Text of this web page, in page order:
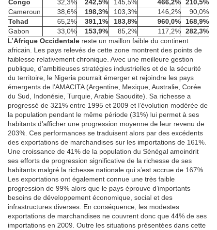
Congo 32,3% 242,5% 145,5% 466,2%
210,5%
Cameroun
38,6% 198,3% 103,3% 146,2%
90,0%
Tchad
65,2% 391,1% 183,8% 960,0%
168,9%
Gabon
33,0% 153,9% 85,2% 117,2%
282,3%
L’Afrique Occidentale reste un maillon faible du continent
africain. Les pays relevés de cette zone montrent des points de
faiblesse relativement chronique. Avec une meilleure gestion
publique, d'ambitieuses stratégies industrielles et de la sécurité
du territoire, le Nigeria pourrait émerger et rejoindre les pays
émergents de l’AMACITA (Argentine, Mexique, Australie, Corée
du Sud, Indonésie, Turquie, Arabie Saoudite). Sa richesse a
progressé de 321% entre 1995 et 2009 et l’évolution modérée de
la population pendant le même période (31%) lui permet à ses
habitants d’afficher une progression moyenne de leur revenu de
203%. Ces performances se traduisent alors par des excédents
des exportations de marchandises sur les importations de 161%.
Une croissance de 41% de la population du Sénégal amoindrit
ses efforts de progression significative de la richesse de ses
habitants malgré la richesse nationale qui s’est accrue de 167%.
Les exportations ont également connue une très faible
progression de 99% alors que le pays éprouve d’importants
besoins de développement économique, social et des
infrastructures diverses. En conséquence, les modestes
exportations de marchandises ne couvrent donc que 44% de ses
importations en 2009. Outre les situations présentées dans cette